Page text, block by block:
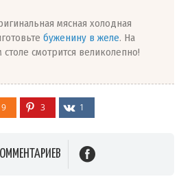
мясная холодная
буженину в желе. На
смотрится великолепно!
9 3 1